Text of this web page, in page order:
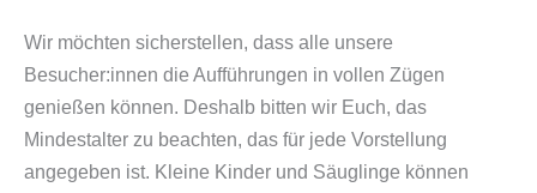
Wir möchten sicherstellen, dass alle unsere
Besucher:innen die Aufführungen in vollen Zügen
genießen können. Deshalb bitten wir Euch, das
Mindestalter zu beachten, das für jede Vorstellung
angegeben ist. Kleine Kinder und Säuglinge können